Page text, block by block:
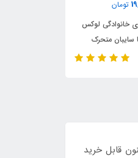
بادی مستطیلی
اینتکس با نشیمنگاه
قابل خرید